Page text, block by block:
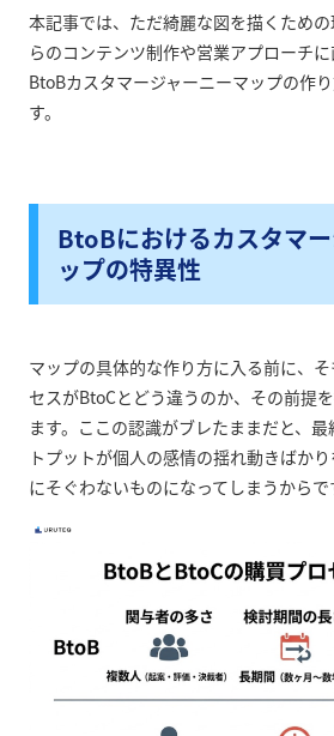
本記事では、ただ綺麗な図を描くため
らのコンテンツ制作や営業アプローチ
BtoBカスタマージャーニーマップの作
す。
BtoBにおけるカスタマ
ップの特異性
マップの具体的な作り方に入る前に、
セスがBtoCとどう違うのか、その前提
ます。ここの認識がブレたままだと、
トプットが個人の感情の揺れ動きばか
にそぐわないものになってしまうからで